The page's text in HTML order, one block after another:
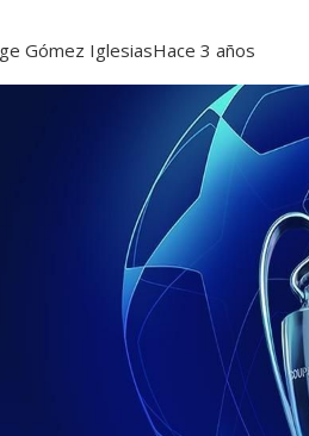
Gómez IglesiasHace 3 años